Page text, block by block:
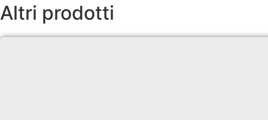
Altri prodotti